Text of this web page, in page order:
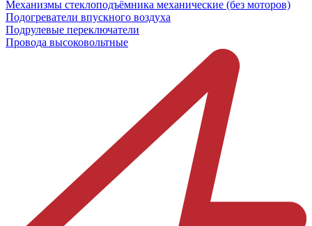
Механизмы стеклоподъёмника механические (без моторов)
Подогреватели впускного воздуха
Подрулевые переключатели
Провода высоковольтные